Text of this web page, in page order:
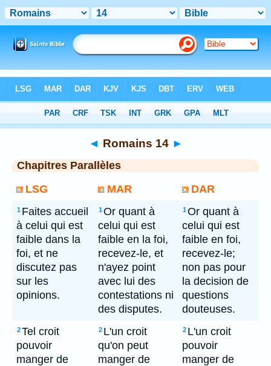
◄ Romains 14 ►
Chapitres Parallèles
LSG
MAR DAR
1 Faites accueil
à celui qui est
faible dans la
foi, et ne
discutez pas
sur les
opinions.
1Or quant à
celui qui est
faible en la foi,
recevez-le, et
n'ayez point
avec lui des
contestations ni
des disputes.
1Or quant à
celui qui est
faible en foi,
recevez-le;
non pas pour
la decision de
questions
douteuses.
2Tel croit
pouvoir
manger de
2 L'un croit
qu'on peut
manger de
2 L'un croit
pouvoir
manger de